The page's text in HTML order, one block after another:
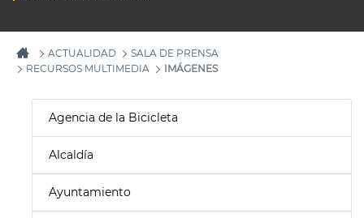
ACTUALIDAD
SALA DE PRENSA
RECURSOS MULTIMEDIA
IMÁGENES
Agencia de la Bicicleta
Alcaldía
Ayuntamiento